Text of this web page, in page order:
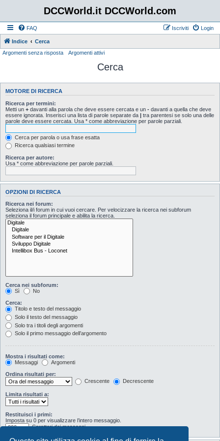
DCCWorld.it DCCWorld.com
FAQ Login
Iscriviti
Indice
Cerca
Argomenti senza risposta
Argomenti attivi
Cerca
MOTORE DI RICERCA
Ricerca per termini:
Metti un + davanti alla parola che deve essere cercata e un - davanti a quella che deve
essere ignorata. Inserisci una lista di parole separate da | tra parentesi se solo una delle
parole deve essere cercata. Usa * come abbreviazione per parole parziali.
Cerca per parola o usa frase esatta
Ricerca qualsiasi termine
Ricerca per autore:
Usa * come abbreviazione per parole parziali.
OPZIONI DI RICERCA
Ricerca nei forum:
Seleziona il/i forum in cui vuoi cercare. Per velocizzare la ricerca nei subforum
seleziona il forum principale e abilita la ricerca.
Cerca nei subforum:
Sì
No
Cerca:
Titolo e testo del messaggio
Solo il testo del messaggio
Solo tra i titoli degli argomenti
Solo il primo messaggio dell’argomento
Mostra i risultati come:
Messaggi
Argomenti
Ordina risultati per:
Crescente
Decrescente
Limita risultati a:
Restituisci i primi:
Imposta su 0 per visualizzare l’intero messaggio.
Caratteri dei messaggi